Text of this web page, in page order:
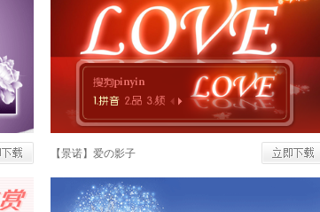
【景诺】爱の影子